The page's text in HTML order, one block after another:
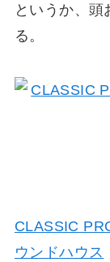
というか、頭
る。
CLASSIC
ウンドハウス